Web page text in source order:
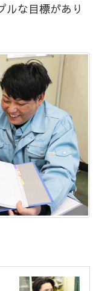
ルな目標があり